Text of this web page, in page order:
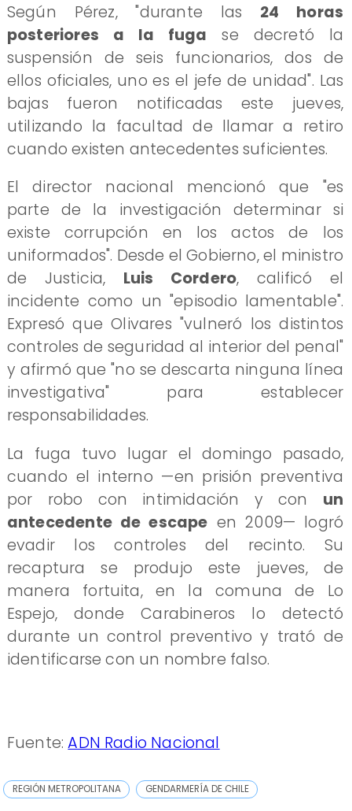
Según Pérez, "durante las 24 horas
posteriores a la fuga se decretó la
suspensión de seis funcionarios, dos de
ellos oficiales, uno es el jefe de unidad". Las
bajas fueron notificadas este jueves,
utilizando la facultad de llamar a retiro
cuando existen antecedentes suficientes.
El director nacional mencionó que "es
parte de la investigación determinar si
existe corrupción en los actos de los
uniformados". Desde el Gobierno, el ministro
de Justicia, Luis Cordero, calificó el
incidente como un "episodio lamentable".
Expresó que Olivares "vulneró los distintos
controles de seguridad al interior del penal"
y afirmó que "no se descarta ninguna línea
investigativa" para establecer
responsabilidades.
La fuga tuvo lugar el domingo pasado,
cuando el interno —en prisión preventiva
por robo con intimidación y con un
antecedente de escape en 2009— logró
evadir los controles del recinto. Su
recaptura se produjo este jueves, de
manera fortuita, en la comuna de Lo
Espejo, donde Carabineros lo detectó
durante un control preventivo y trató de
identificarse con un nombre falso.
Fuente:ADN Radio Nacional
REGIÓN METROPOLITANA GENDARMERÍA DE CHILE